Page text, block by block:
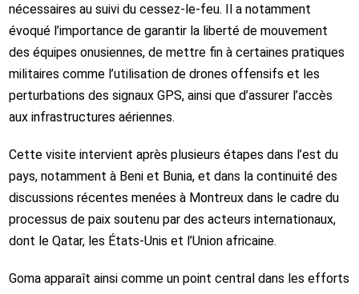
nécessaires au suivi du cessez-le-feu. Il a notamment
évoqué l’importance de garantir la liberté de mouvement
des équipes onusiennes, de mettre fin à certaines pratiques
militaires comme l’utilisation de drones offensifs et les
perturbations des signaux GPS, ainsi que d’assurer l’accès
aux infrastructures aériennes.
Cette visite intervient après plusieurs étapes dans l’est du
pays, notamment à Beni et Bunia, et dans la continuité des
discussions récentes menées à Montreux dans le cadre du
processus de paix soutenu par des acteurs internationaux,
dont le Qatar, les États-Unis et l’Union africaine.
Goma apparaît ainsi comme un point central dans les efforts